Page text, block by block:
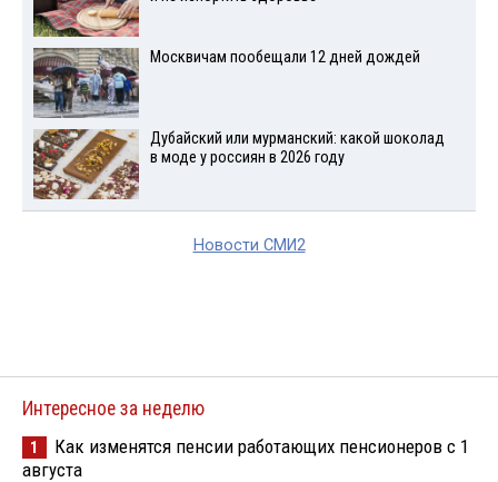
Москвичам пообещали 12 дней дождей
Дубайский или мурманский: какой шоколад
в моде у россиян в 2026 году
Новости СМИ2
Интересное за неделю
1
Как изменятся пенсии работающих пенсионеров с 1
августа